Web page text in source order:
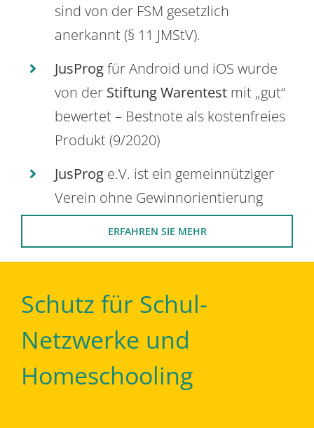
sind von der FSM gesetzlich
anerkannt (§ 11 JMStV).
JusProgfür Android und iOS wurde
von der Stiftung Warentest mit „gut“
bewertet – Bestnote als kostenfreies
Produkt (9/2020)
JusProg e.V. ist ein gemeinnütziger
Verein ohne Gewinnorientierung
ERFAHREN SIE MEHR
Schutz für Schul-
Netzwerke und
Homeschooling